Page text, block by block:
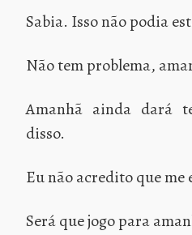
Sabia. Isso não podia
Não tem problema,
Amanhã ainda dará
disso.
Eu não acredito que me
Será que jogo para